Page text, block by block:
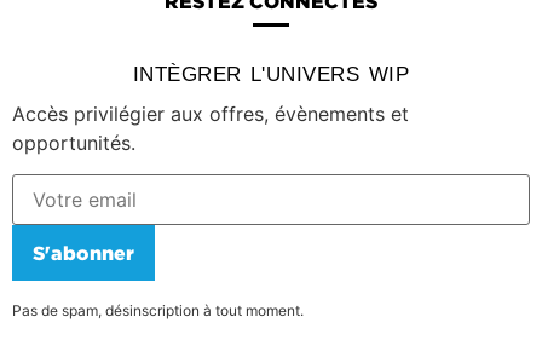
INTÈGRER L'UNIVERS WIP
Accès privilégier aux offres, évènements et
opportunités.
S'abonner
Pas de spam, désinscription à tout moment.